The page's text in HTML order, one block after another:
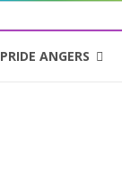
PRIDE ANGERS